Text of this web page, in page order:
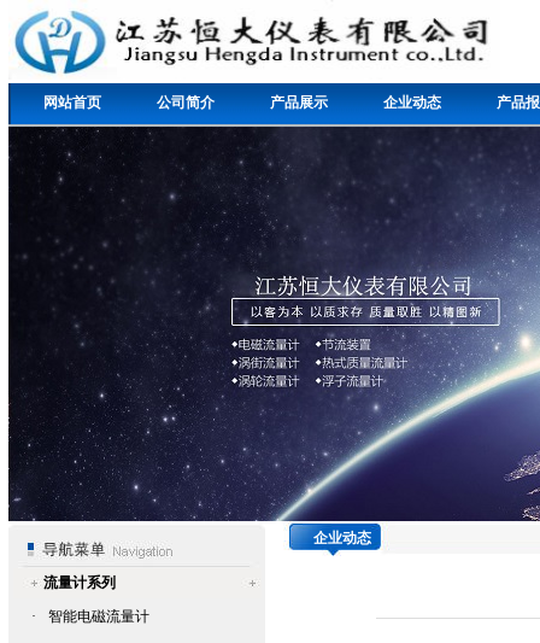
网站首页 公司简介 产品展示 企业动态 产品
流量计系列
·
智能电磁流量计
企业动态